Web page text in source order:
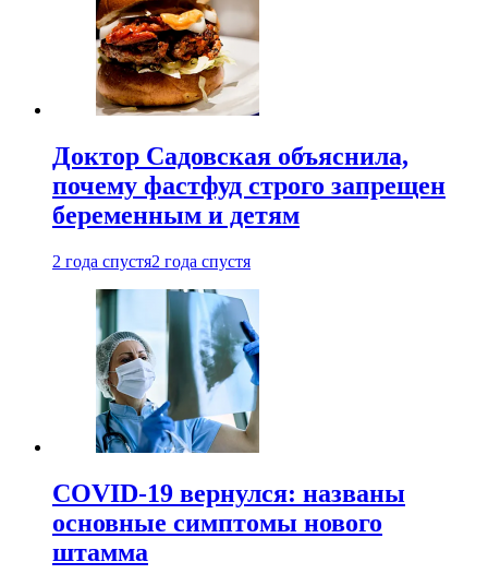
Доктор Садовская объяснила,
почему фастфуд строго запрещен
беременным и детям
2 года спустя2 года спустя
COVID-19 вернулся: названы
основные симптомы нового
штамма